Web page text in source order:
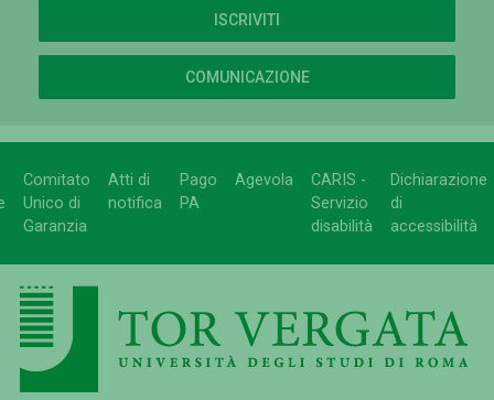
ISCRIVITI
COMUNICAZIONE
Comitato
Unico di
Garanzia
Atti di
notifica
Pago
PA
Agevola
CARIS -
Servizio
disabilità
Dichiarazione
di
accessibilità